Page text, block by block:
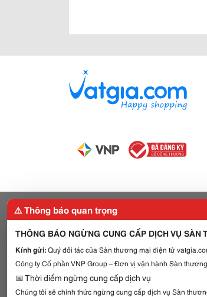
⚠️ Thông báo quan trọng
THÔNG BÁO NGỪNG CUNG CẤP DỊCH VỤ
Kính gửi:Quý đối tác của Sàn thương mại điện tử
Công ty Cổ phần VNP Group – Đơn vị vận hành Sàn
📅 Thời điểm ngừng cung cấp dịch vụ
Chúng tôi sẽ chính thức ngừng cung cấp dịch vụ Sàn